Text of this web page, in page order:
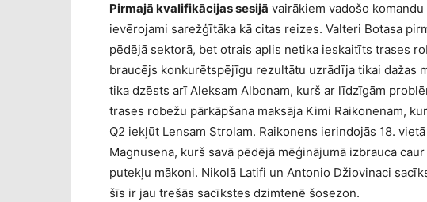
Pirmajā kvalifikācijas sesijā vairākiem vadošo
ievērojami sarežģītāka kā citas reizes. Valteri Botasa
pēdējā sektorā, bet otrais aplis netika ieskaitīts trases
braucējs konkurētspējīgu rezultātu uzrādīja tikai dažas
tika dzēsts arī Aleksam Albonam, kurš ar līdzīgām
trases robežu pārkāpšana maksāja Kimi Raikonenam,
Q2 iekļūt Lensam Strolam. Raikonens ierindojās 18.
Magnusena, kurš savā pēdējā mēģinājumā izbrauca
putekļu mākoni. Nikolā Latifi un Antonio Džiovinaci
šīs ir jau trešās sacīkstes dzimtenē šosezon.